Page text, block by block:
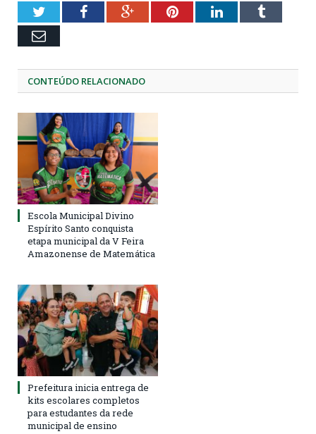
TwitterFacebookGoogle+PinterestLinkedInTumblr
Email
CONTEÚDO RELACIONADO
Escola Municipal Divino
Espírito Santo conquista
etapa municipal da V Feira
Amazonense de Matemática
Prefeitura inicia entrega de
kits escolares completos
para estudantes da rede
municipal de ensino